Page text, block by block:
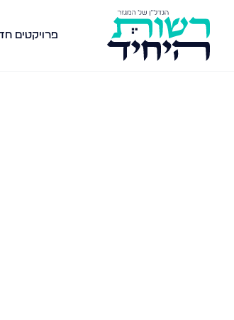
פרויקטים